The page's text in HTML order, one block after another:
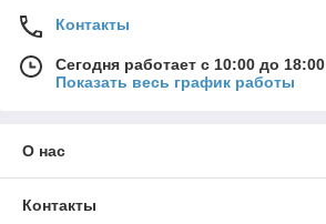
Контакты
Сегодня работает с 10:00 до 18:00
Показать весь график работы
О нас
Контакты